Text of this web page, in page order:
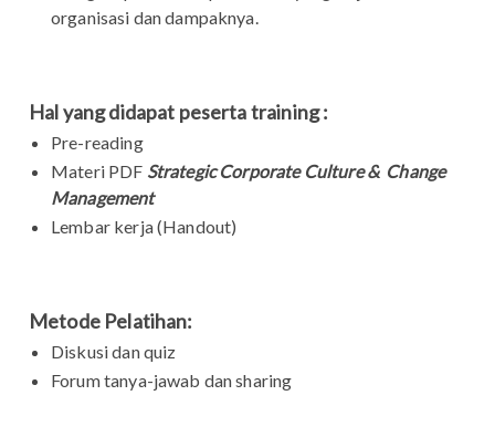
organisasi dan dampaknya.
Hal yang didapat peserta training :
Pre-reading
Materi PDF Strategic Corporate Culture & Change
Management
Lembar kerja (Handout)
Metode Pelatihan:
Diskusi dan quiz
Forum tanya-jawab dan sharing